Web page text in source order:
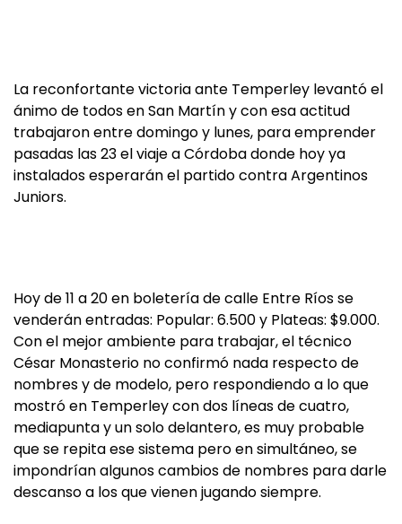
La reconfortante victoria ante Temperley levantó el
ánimo de todos en San Martín y con esa actitud
trabajaron entre domingo y lunes, para emprender
pasadas las 23 el viaje a Córdoba donde hoy ya
instalados esperarán el partido contra Argentinos
Juniors.
Hoy de 11 a 20 en boletería de calle Entre Ríos se
venderán entradas: Popular: 6.500 y Plateas: $9.000.
Con el mejor ambiente para trabajar, el técnico
César Monasterio no confirmó nada respecto de
nombres y de modelo, pero respondiendo a lo que
mostró en Temperley con dos líneas de cuatro,
mediapunta y un solo delantero, es muy probable
que se repita ese sistema pero en simultáneo, se
impondrían algunos cambios de nombres para darle
descanso a los que vienen jugando siempre.